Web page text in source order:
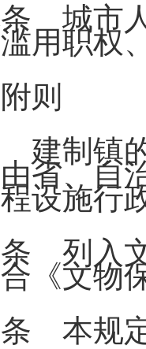
城市
用职权
则
建制镇
省、自
设施行
列入
《文物
本规